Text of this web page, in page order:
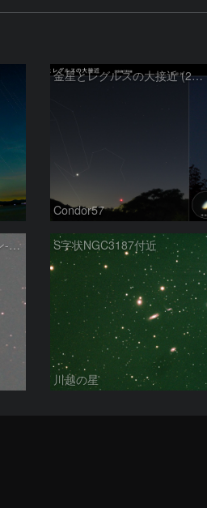
金星とレグルスの大接近 (2026/07/09)
Condor57
5月18日のシュヴァスマン-ヴァハマン第1彗星（29P） S字状NGC3187付近
川越の星